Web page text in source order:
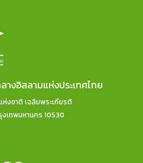
งอิสลามแห่งประเทศไทย
งชาติ เฉลิมพระเกียรติ
เทพมหานคร 10530